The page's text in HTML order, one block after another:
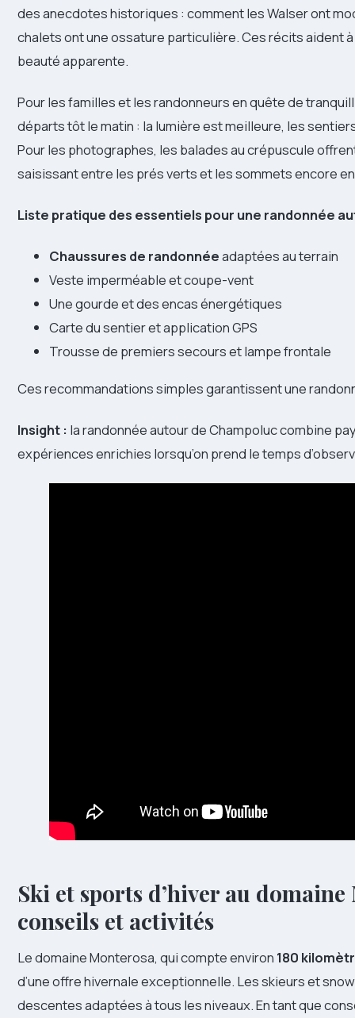
des anecdotes historiques : comment les Walser ont
chalets ont une ossature particulière. Ces récits aident
beauté apparente.
Pour les familles et les randonneurs en quête de
départs tôt le matin : la lumière est meilleure, les
Pour les photographes, les balades au crépuscule
saisissant entre les prés verts et les sommets encore
Liste pratique des essentiels pour une randonnée
Chaussures de randonnéeadaptées au terrain
Veste imperméable et coupe-vent
Une gourde et des encas énergétiques
Carte du sentier et application GPS
Trousse de premiers secours et lampe frontale
Ces recommandations simples garantissent une
Insight : la randonnée autour de Champoluc combine
expériences enrichies lorsqu’on prend le temps
Ski et sports d’hiver au
conseils et activités
Le domaine Monterosa, qui compte environ 180
d’une offre hivernale exceptionnelle. Les skieurs et
descentes adaptées à tous les niveaux. En tant que